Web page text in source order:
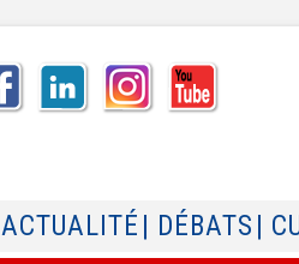
| ACTUALITÉ | DÉBATS |